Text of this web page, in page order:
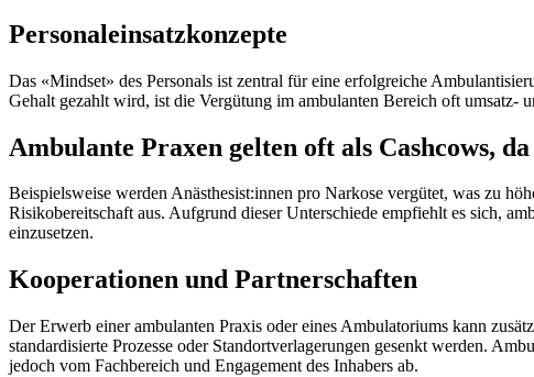
Personaleinsatzkonzepte
Das «Mindset» des Personals ist zentral für eine erfolgreiche
Gehalt gezahlt wird, ist die Vergütung im ambulanten Bereich oft umsatz-
Ambulante Praxen gelten oft als Cashcows,
Beispielsweise werden Anästhesist:innen pro Narkose vergütet, was zu
Risikobereitschaft aus. Aufgrund dieser Unterschiede empfiehlt es sich,
einzusetzen.
Kooperationen und Partnerschaften
Der Erwerb einer ambulanten Praxis oder eines Ambulatoriums kann
standardisierte Prozesse oder Standortverlagerungen gesenkt werden.
jedoch vom Fachbereich und Engagement des Inhabers ab.